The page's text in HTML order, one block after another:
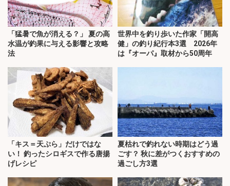
「猛暑で魚が消える？」 夏の高
水温が釣果に与える影響と攻略
法
世界中を釣り歩いた作家「開高
健」の釣り紀行本3選 2026年
は『オーパ』取材から50周年
「キス＝天ぷら」だけではな
い！ 釣ったシロギスで作る唐揚
げレシピ
夏枯れで釣れない時期はどう過
ごす？ 秋に差がつくおすすめの
過ごし方3選